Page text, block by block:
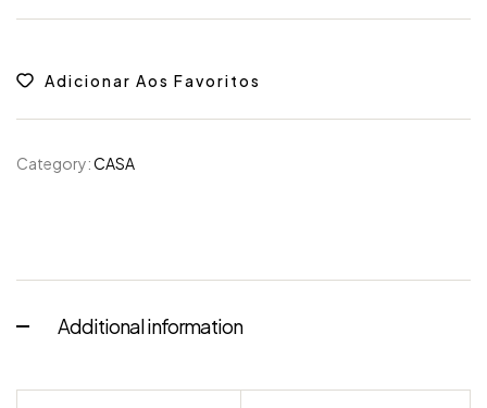
Adicionar Aos Favoritos
Category:CASA
Additional information